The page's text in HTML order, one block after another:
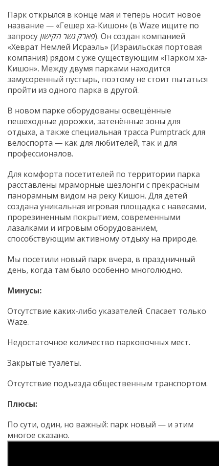
Парк открылся в конце мая и теперь носит новое
название — «Гешер ха-Кишон» (в Waze ищите по
запросу פארק גשר הקישון). Он создан компанией
«Хеврат Немлей Исраэль» (Израильская портовая
компания) рядом с уже существующим «Парком ха-
Кишон». Между двумя парками находится
замусоренный пустырь, поэтому не стоит пытаться
пройти из одного парка в другой.
В новом парке оборудованы освещённые
пешеходные дорожки, затенённые зоны для
отдыха, а также специальная трасса Pumptrack для
велоспорта — как для любителей, так и для
профессионалов.
Для комфорта посетителей по территории парка
расставлены мраморные шезлонги с прекрасным
панорамным видом на реку Кишон. Для детей
создана уникальная игровая площадка с навесами,
прорезиненным покрытием, современными
лазалками и игровым оборудованием,
способствующим активному отдыху на природе.
Мы посетили новый парк вчера, в праздничный
день, когда там было особенно многолюдно.
Минусы:
Отсутствие каких-либо указателей. Спасает только
Waze.
Недостаточное количество парковочных мест.
Закрытые туалеты.
Отсутствие подъезда общественным транспортом.
Плюсы:
По сути, один, но важный: парк новый — и этим
многое сказано.